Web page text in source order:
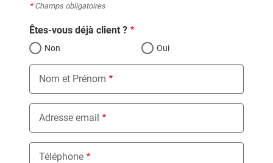
*Champs obligatoires
Êtes-vous déjà client ?
Non Oui
Nom et Prénom
Adresse email
Téléphone